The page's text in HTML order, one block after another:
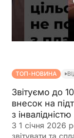
ТОП-НОВИНА
Звітуємо до
внесок на
з інвалідністю
З 1 січня 2026
звітувати та